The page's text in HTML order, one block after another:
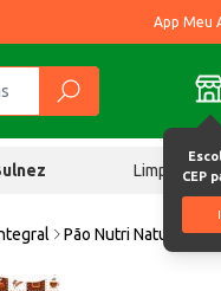
App Meu
CEP
Limpeza
Pão Nutri Nature